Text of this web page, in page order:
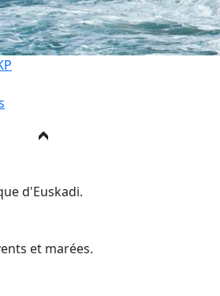
d'Euskadi.
et marées.